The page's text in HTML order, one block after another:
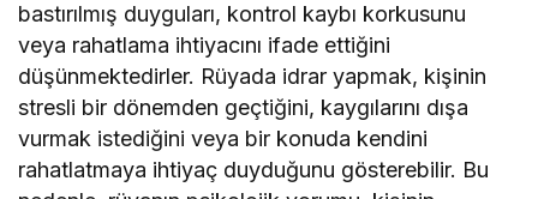
bastırılmış duyguları, kontrol kaybı korkusunu
veya rahatlama ihtiyacını ifade ettiğini
düşünmektedirler. Rüyada idrar yapmak, kişinin
stresli bir dönemden geçtiğini, kaygılarını dışa
vurmak istediğini veya bir konuda kendini
rahatlatmaya ihtiyaç duyduğunu gösterebilir. Bu